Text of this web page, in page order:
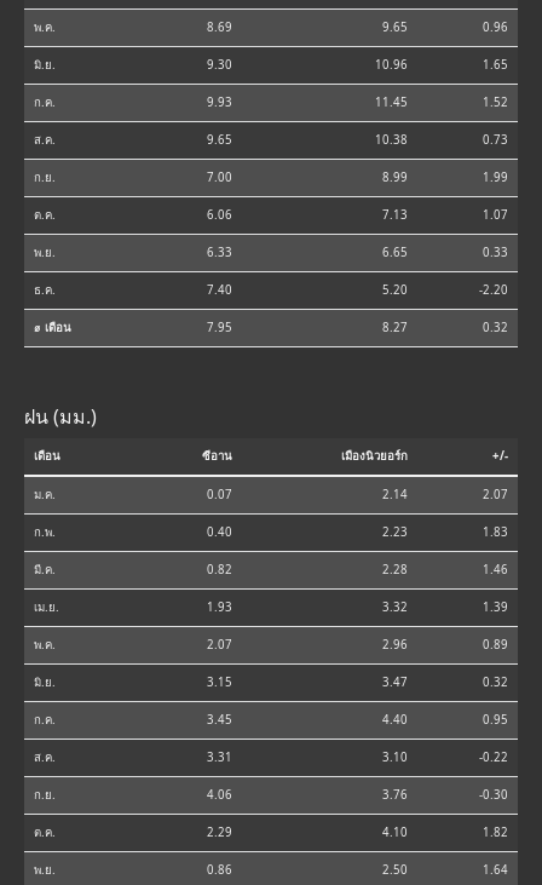
พ.ค. 8.69 9.65 0.96
มิ.ย. 9.30 10.96 1.65
ก.ค. 9.93 11.45 1.52
ส.ค. 9.65 10.38 0.73
ก.ย. 7.00 8.99 1.99
ต.ค. 6.06 7.13 1.07
พ.ย. 6.33 6.65 0.33
ธ.ค. 7.40 5.20 -2.20
⌀ เดือน 7.95 8.27 0.32
ฝน (มม.)
เดือน ซีอาน เมืองนิวยอร์ก +/-
ม.ค. 0.07 2.14 2.07
ก.พ. 0.40 2.23 1.83
มี.ค. 0.82 2.28 1.46
เม.ย. 1.93 3.32 1.39
พ.ค. 2.07 2.96 0.89
มิ.ย. 3.15 3.47 0.32
ก.ค. 3.45 4.40 0.95
ส.ค. 3.31 3.10 -0.22
ก.ย. 4.06 3.76 -0.30
ต.ค. 2.29 4.10 1.82
พ.ย. 0.86 2.50 1.64